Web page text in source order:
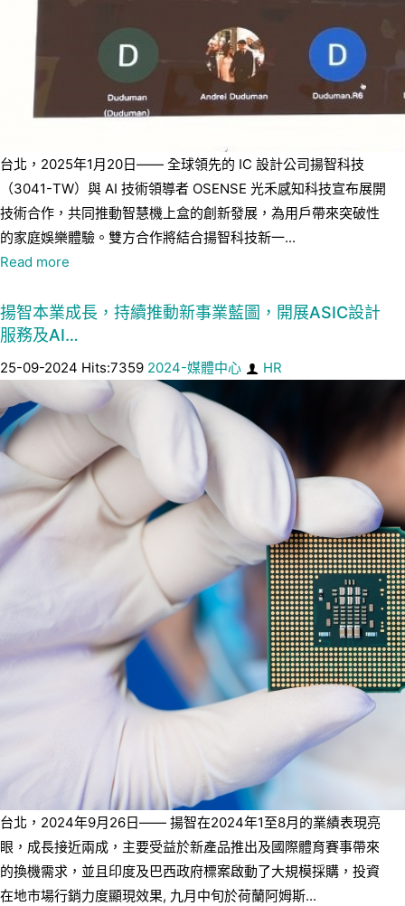
台北，2025年1月20日—— 全球領先的 IC 設計公司揚智科技
（3041-TW）與 AI 技術領導者 OSENSE 光禾感知科技宣布展開
技術合作，共同推動智慧機上盒的創新發展，為用戶帶來突破性
的家庭娛樂體驗。雙方合作將結合揚智科技新一...
Read more
揚智本業成長，持續推動新事業藍圖，開展ASIC設計
服務及AI…
25-09-2024 Hits:7359 2024-媒體中心 HR
台北，2024年9月26日—— 揚智在2024年1至8月的業績表現亮
眼，成長接近兩成，主要受益於新產品推出及國際體育賽事帶來
的換機需求，並且印度及巴西政府標案啟動了大規模採購，投資
在地市場行銷力度顯現效果, 九月中旬於荷蘭阿姆斯...